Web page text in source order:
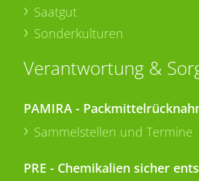
Saatgut
Sonderkulturen
Verantwortung &
PAMIRA -
Sammelstellen und Termine
PRE - Chemikalien sicher